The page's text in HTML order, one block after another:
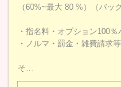
（60%~最大 80 %）（バッ
・指名料・オプション100％
・ノルマ・罰金・雑費請求
そ…